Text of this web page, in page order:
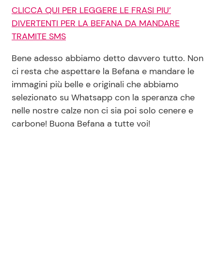
CLICCA QUI PER LEGGERE LE FRASI PIU’
DIVERTENTI PER LA BEFANA DA MANDARE
TRAMITE SMS
Bene adesso abbiamo detto davvero tutto. Non
ci resta che aspettare la Befana e mandare le
immagini più belle e originali che abbiamo
selezionato su Whatsapp con la speranza che
nelle nostre calze non ci sia poi solo cenere e
carbone! Buona Befana a tutte voi!